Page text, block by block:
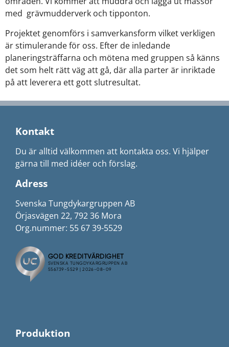
med grävmudderverk och tipponton.
Projektet genomförs i samverkansform vilket verkligen
är stimulerande för oss. Efter de inledande
planeringsträffarna och mötena med gruppen så känns
det som helt rätt väg att gå, där alla parter är inriktade
på att leverera ett gott slutresultat.
Kontakt
Du är alltid välkommen att kontakta oss. Vi hjälper
gärna till med idéer och förslag.
Adress
Svenska Tungdykargruppen AB
Örjasvägen 22, 792 36 Mora
Org.nummer: 55 67 39-5529
Produktion